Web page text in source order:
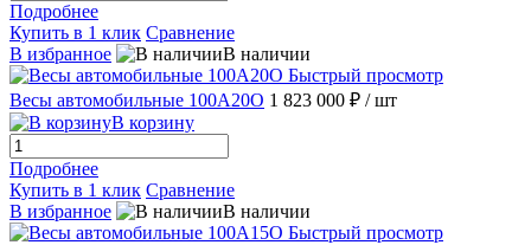
Подробнее
Купить в 1 клик Сравнение
В избранное
В наличии
Быстрый просмотр
Весы автомобильные 100А20О 1 823 000 ₽ / шт
В корзину
Подробнее
Купить в 1 клик Сравнение
В избранное
В наличии
Быстрый просмотр